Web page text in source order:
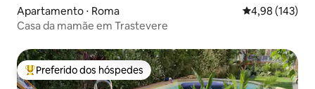
Apartamento ⋅ Roma 4,98 de uma
4,98 (143)
Casa da mamãe em Trastevere
Entre os melhores preferidos dos hóspedes
Preferido dos hóspedes